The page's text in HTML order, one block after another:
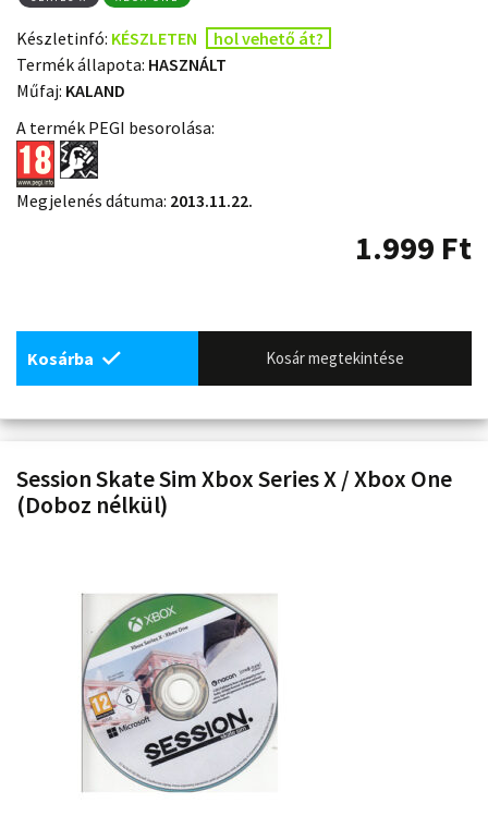
Készletinfó: KÉSZLETEN
hol vehető át?
Termék állapota: HASZNÁLT
Műfaj: KALAND
A termék PEGI besorolása:
Megjelenés dátuma: 2013.11.22.
1.999 Ft
Kosárba Kosár megtekintése
Session Skate Sim Xbox Series X / Xbox One
(Doboz nélkül)